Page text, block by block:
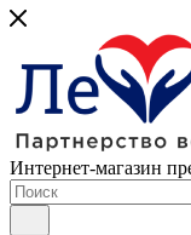
Интернет-магазин